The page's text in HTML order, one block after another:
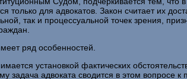
только для адвокатов. Закон считает их
так и процессуальной точек зрения,
ряд особенностей.
установкой фактических
задача адвоката сводится в этом вопросе